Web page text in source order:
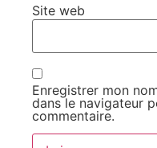
Site web
Enregistrer mon
dans le navigateur
commentaire.